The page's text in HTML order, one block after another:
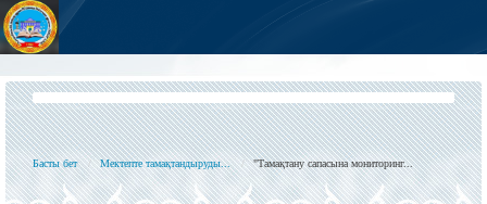
Басты бет Мектепте тамақтандыруды... "Тамақтану сапасына мониторинг...